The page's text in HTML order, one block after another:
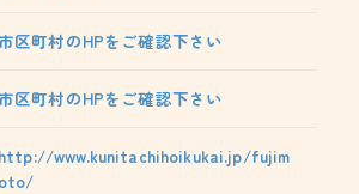
区町村のHPをご確認下さい
区町村のHPをご確認下さい
http://www.kunitachihoikukai.jp/fujim
oto/